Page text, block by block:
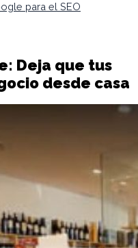
para el SEO
Deja que tus
desde casa